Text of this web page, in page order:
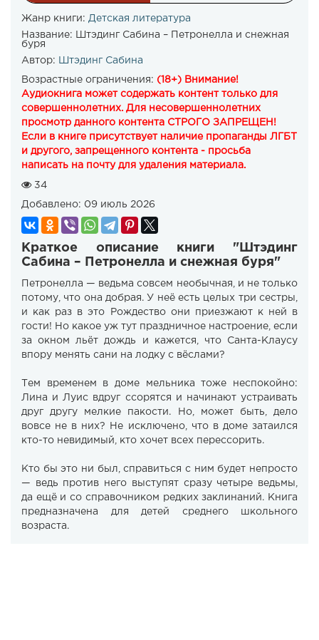
Жанр книги: Детская литература
Название: Штэдинг Сабина – Петронелла и снежная
буря
Автор:
Штэдинг Сабина
Возрастные ограничения: (18+) Внимание!
Аудиокнига может содержать контент только для
совершеннолетних. Для несовершеннолетних
просмотр данного контента СТРОГО ЗАПРЕЩЕН!
Если в книге присутствует наличие пропаганды ЛГБТ
и другого, запрещенного контента - просьба
написать на почту для удаления материала.
34
Добавлено: 09 июль 2026
Краткое описание книги "Штэдинг
Сабина – Петронелла и снежная буря"
Петронелла — ведьма совсем необычная, и не только
потому, что она добрая. У неё есть целых три сестры,
и как раз в это Рождество они приезжают к ней в
гости! Но какое уж тут праздничное настроение, если
за окном льёт дождь и кажется, что Санта-Клаусу
впору менять сани на лодку с вёслами?
Тем временем в доме мельника тоже неспокойно:
Лина и Луис вдруг ссорятся и начинают устраивать
друг другу мелкие пакости. Но, может быть, дело
вовсе не в них? Не исключено, что в доме затаился
кто-то невидимый, кто хочет всех перессорить.
Кто бы это ни был, справиться с ним будет непросто
— ведь против него выступят сразу четыре ведьмы,
да ещё и со справочником редких заклинаний. Книга
предназначена для детей среднего школьного
возраста.